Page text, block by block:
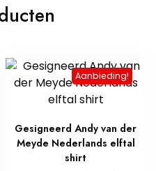
Aanbieding!
Gesigneerd Andy van der
Meyde Nederlands elftal
shirt